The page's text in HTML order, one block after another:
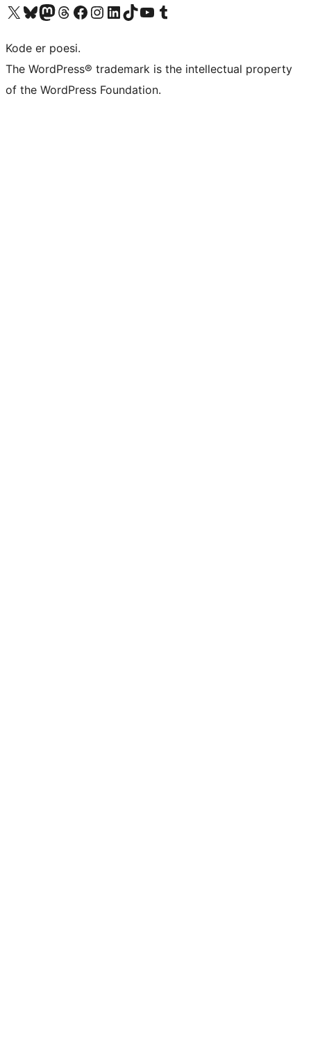
Besøg vores X (tidligere Twitter) konto
Besøg vores Bluesky-konto
Besøg vores Mastodon konto
Besøg vores Threads-konto
Besøg vores Facebook sideBesøg vores Instagram konto
Besøg vores LinkedIn konto
Besøg vores TikTok-konto
Besøg vores YouTube-kanalBesøg vores Tumblr-konto
Kode er poesi.
The WordPress® trademark is the intellectual property
of the WordPress Foundation.